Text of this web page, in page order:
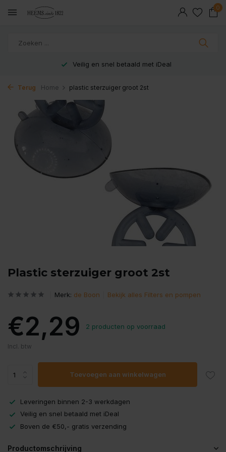
0
Veilig en snel betaald met iDeal
Terug Home plastic sterzuiger groot 2st
Plastic sterzuiger groot 2st
Merk: de Boon Bekijk alles Filters en pompen
€2,29 2 producten op voorraad
Incl. btw
Toevoegen aan winkelwagen
Leveringen binnen 2-3 werkdagen
Veilig en snel betaald met iDeal
Boven de €50,- gratis verzending
Productomschrijving